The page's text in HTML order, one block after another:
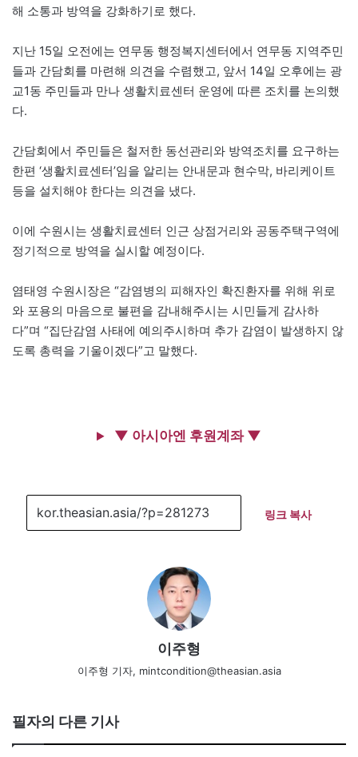
해 소통과 방역을 강화하기로 했다.
지난 15일 오전에는 연무동 행정복지센터에서 연무동 지역주민
들과 간담회를 마련해 의견을 수렴했고, 앞서 14일 오후에는 광
교1동 주민들과 만나 생활치료센터 운영에 따른 조치를 논의했
다.
간담회에서 주민들은 철저한 동선관리와 방역조치를 요구하는
한편 ‘생활치료센터’임을 알리는 안내문과 현수막, 바리케이트
등을 설치해야 한다는 의견을 냈다.
이에 수원시는 생활치료센터 인근 상점거리와 공동주택구역에
정기적으로 방역을 실시할 예정이다.
염태영 수원시장은 “감염병의 피해자인 확진환자를 위해 위로
와 포용의 마음으로 불편을 감내해주시는 시민들게 감사하
다”며 “집단감염 사태에 예의주시하며 추가 감염이 발생하지 않
도록 총력을 기울이겠다”고 말했다.
▼ 아시아엔 후원계좌 ▼
링크 복사
이주형
이주형 기자, mintcondition@theasian.asia
필자의 다른 기사